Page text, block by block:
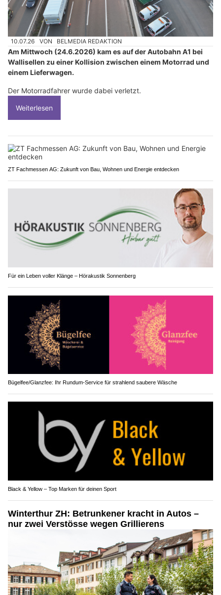
10.07.26 VON BELMEDIA REDAKTION
Am Mittwoch (24.6.2026) kam es auf der Autobahn A1 bei
Wallisellen zu einer Kollision zwischen einem Motorrad und
einem Lieferwagen.
Der Motorradfahrer wurde dabei verletzt.
Weiterlesen
ZT Fachmessen AG: Zukunft von Bau, Wohnen und Energie entdecken
Für ein Leben voller Klänge – Hörakustik Sonnenberg
Bügelfee/Glanzfee: Ihr Rundum-Service für strahlend saubere Wäsche
Black & Yellow – Top Marken für deinen Sport
Winterthur ZH: Betrunkener kracht in Autos –
nur zwei Verstösse wegen Grillierens